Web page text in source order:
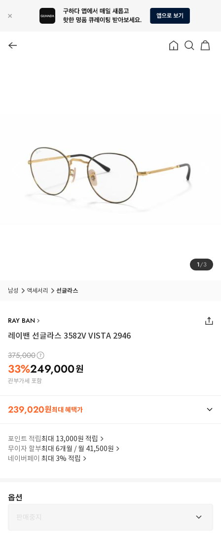
1/3
남성 액세서리 선글라스
RAY BAN
레이밴 선글라스 3582V VISTA 2946
375,000
33%249,000원
관부가세 포함
239,020원최대 혜택가
포인트 적립최대 13,000원 적립
무이자 할부최대 6개월 / 월 41,500원
네이버페이 최대 3% 적립
옵션
판매중지